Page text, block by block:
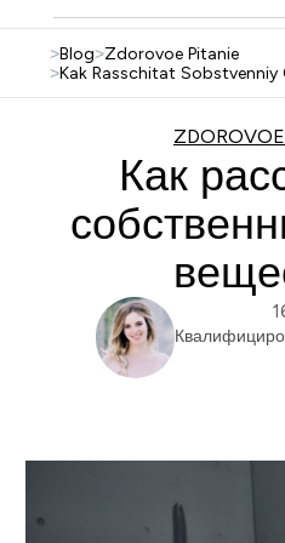
>Blog>Zdorovoe Pitanie
>Kak Rasschitat Sobstvenniy
Как